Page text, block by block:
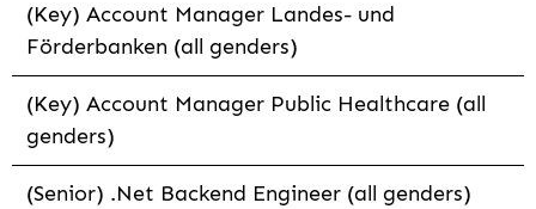
(Key) Account Manager Landes- und
Förderbanken (all genders)
(Key) Account Manager Public Healthcare (all
genders)
(Senior) .Net Backend Engineer (all genders)